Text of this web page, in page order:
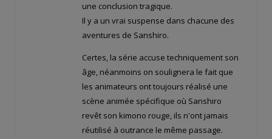
une conclusion tragique.
Il y a un vrai suspense dans chacune des
aventures de Sanshiro.
Certes, la série accuse techniquement son
âge, néanmoins on soulignera le fait que
les animateurs ont toujours réalisé une
scène animée spécifique où Sanshiro
revêt son kimono rouge, ils n'ont jamais
réutilisé à outrance le même passage.